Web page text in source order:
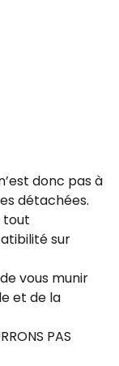
donc pas à
détachées.
tout
sur
vous munir
et de la
PAS